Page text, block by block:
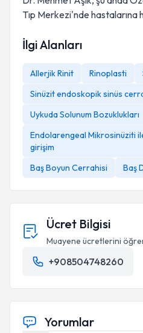
Tıp Merkezi'nde
İlgi Alanları
Allerjik Rinit Rinoplasti
Sinüzit endoskopik sinüs
Uykuda Solunum Bozuklukları
Endolarengeal Mikrosinüziti
girişim
Baş Boyun Cerrahisi
Baş
Ücret Bilgisi
Muayene ücretlerini
+908504748260
Yorumlar